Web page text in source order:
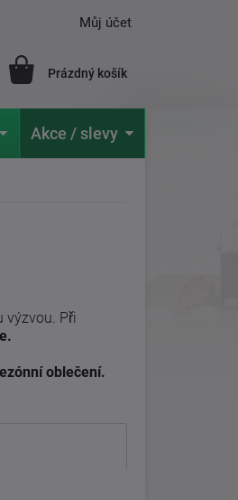
Můj účet
Prázdný košík
Akce / slevy
výzvou. Při
oblečení.